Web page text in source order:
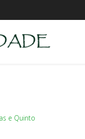
e Quinto